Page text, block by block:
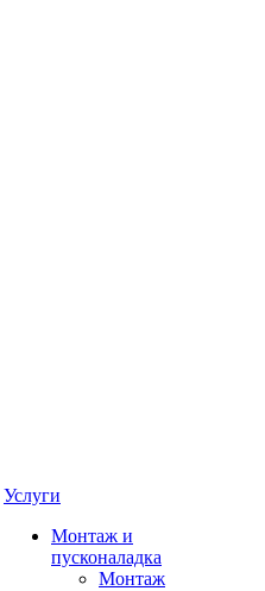
Услуги
Монтаж и
пусконаладка
Монтаж